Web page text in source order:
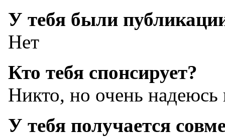
У тебя были
Нет
Кто тебя спонсирует?
Никто, но очень
У тебя получается